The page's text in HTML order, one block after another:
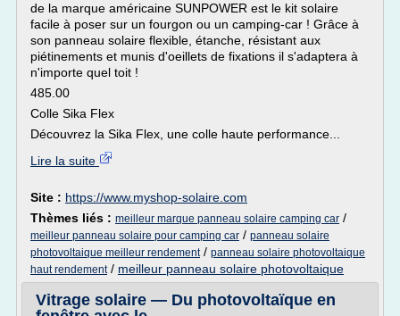
de la marque américaine SUNPOWER est le kit solaire
facile à poser sur un fourgon ou un camping-car ! Grâce à
son panneau solaire flexible, étanche, résistant aux
piétinements et munis d'oeillets de fixations il s'adaptera à
n'importe quel toit !
485.00
Colle Sika Flex
Découvrez la Sika Flex, une colle haute performance...
Lire la suite
Site : https://www.myshop-solaire.com
Thèmes liés : meilleur marque panneau solaire camping car /
meilleur panneau solaire pour camping car / panneau solaire
photovoltaique meilleur rendement/ panneau solaire photovoltaique
haut rendement/ meilleur panneau solaire photovoltaique
Vitrage solaire — Du photovoltaïque en